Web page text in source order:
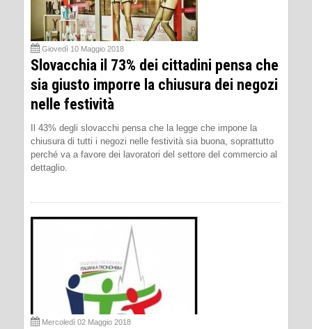
Giovedì 10 Maggio 2018
Slovacchia il 73% dei cittadini pensa che
sia giusto imporre la chiusura dei negozi
nelle festività
Il 43% degli slovacchi pensa che la legge che impone la
chiusura di tutti i negozi nelle festività sia buona, soprattutto
perché va a favore dei lavoratori del settore del commercio al
dettaglio.
Mercoledì 02 Maggio 2018